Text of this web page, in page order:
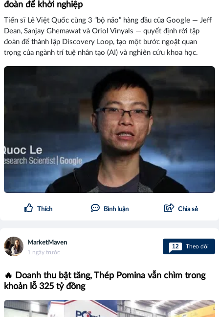
đoàn để khởi nghiệp
Tiến sĩ Lê Việt Quốc cùng 3 “bộ não” hàng đầu của Google — Jeff
Dean, Sanjay Ghemawat và Oriol Vinyals — quyết định rời tập
đoàn để thành lập Discovery Loop, tạo một bước ngoặt quan
trọng của ngành trí tuệ nhân tạo (AI) và nghiên cứu khoa học.
Thích Bình luận Chia sẻ
MarketMaven
1 ngày trước
12 Theo dõi
🔥 Doanh thu bật tăng, Thép Pomina vẫn chìm trong
khoản lỗ 325 tỷ đồng